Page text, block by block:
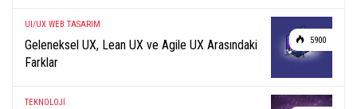
5900
UI/UX WEB TASARIM
Geleneksel UX, Lean UX ve Agile UX Arasındaki
Farklar
TEKNOLOJİ